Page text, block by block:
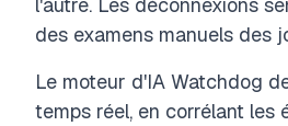
des examens manuels des
Le moteur d'IA Watchdog
temps réel, en corrélant les